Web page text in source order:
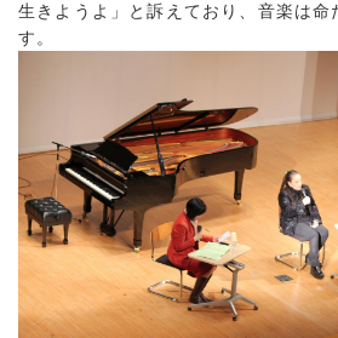
生きようよ」と訴えており、音楽は命
す。